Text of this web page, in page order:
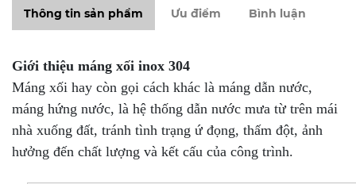
Thông tin sản phẩm Ưu điểm Bình luận
Giới thiệu máng xối inox 304
Máng xối hay còn gọi cách khác là máng dẫn nước,
máng hứng nước, là hệ thống dẫn nước mưa từ trên mái
nhà xuống đất, tránh tình trạng ứ đọng, thấm đột, ảnh
hưởng đến chất lượng và kết cấu của công trình.